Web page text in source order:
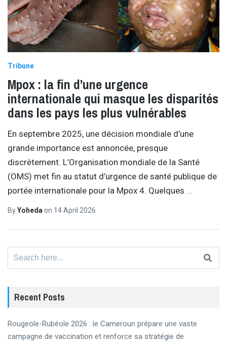
Tribune
Mpox : la fin d’une urgence
internationale qui masque les disparités
dans les pays les plus vulnérables
En septembre 2025, une décision mondiale d’une
grande importance est annoncée, presque
discrètement. L’Organisation mondiale de la Santé
(OMS) met fin au statut d’urgence de santé publique de
portée internationale pour la Mpox 4. Quelques …
ByYoheda on 14 April 2026
Recent Posts
Rougeole-Rubéole 2026 : le Cameroun prépare une vaste
campagne de vaccination et renforce sa stratégie de